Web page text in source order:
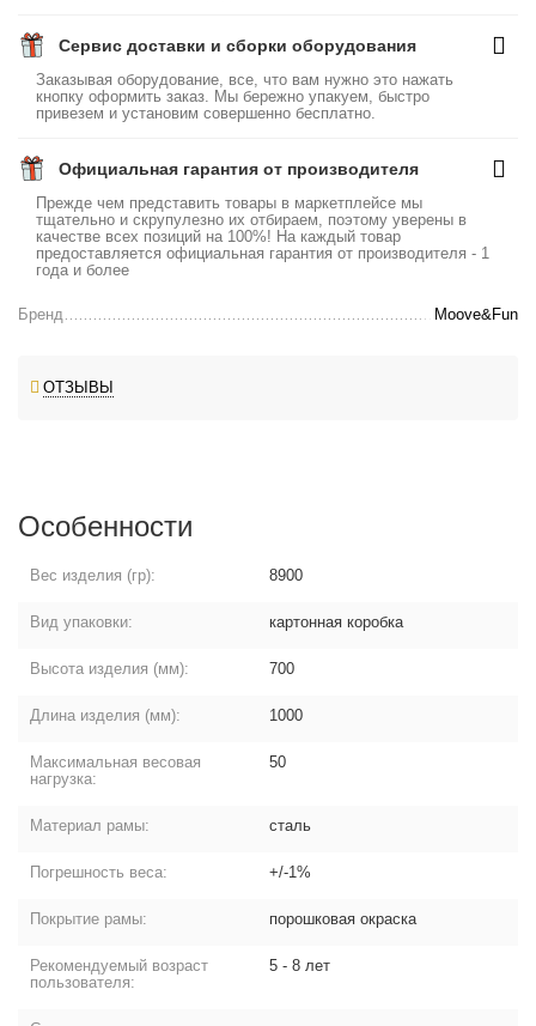
Сервис доставки и сборки оборудования
Заказывая оборудование, все, что вам нужно это нажать
кнопку оформить заказ. Мы бережно упакуем, быстро
привезем и установим совершенно бесплатно.
Официальная гарантия от производителя
Прежде чем представить товары в маркетплейсе мы
тщательно и скрупулезно их отбираем, поэтому уверены в
качестве всех позиций на 100%! На каждый товар
предоставляется официальная гарантия от производителя - 1
года и более
Бренд Moove&Fun
ОТЗЫВЫ
Особенности
Вес изделия (гр): 8900
Вид упаковки: картонная коробка
Высота изделия (мм): 700
Длина изделия (мм): 1000
Максимальная весовая
нагрузка:
50
Материал рамы: сталь
Погрешность веса: +/-1%
Покрытие рамы: порошковая окраска
Рекомендуемый возраст
пользователя:
5 - 8 лет